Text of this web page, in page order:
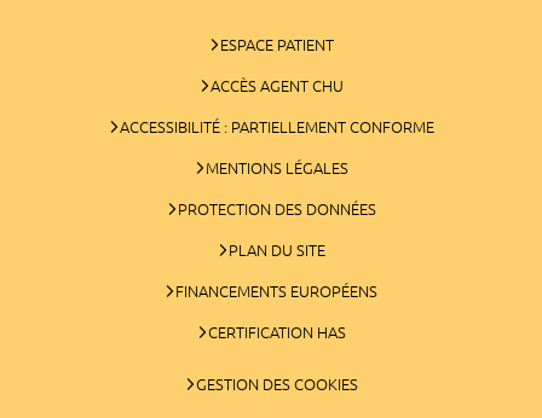
ESPACE PATIENT
ACCÈS AGENT CHU
ACCESSIBILITÉ : PARTIELLEMENT CONFORME
MENTIONS LÉGALES
PROTECTION DES DONNÉES
PLAN DU SITE
FINANCEMENTS EUROPÉENS
CERTIFICATION HAS
GESTION DES COOKIES